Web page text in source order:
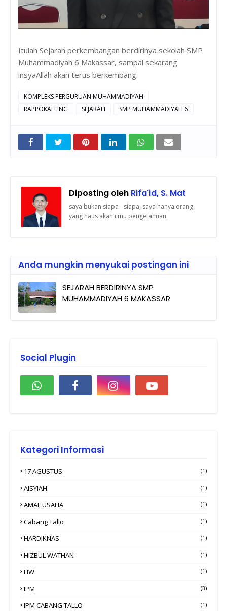
Itulah Sejarah perkembangan berdirinya sekolah SMP
Muhammadiyah 6 Makassar, sampai sekarang
insyaAllah akan terus berkembang.
KOMPLEKS PERGURUAN MUHAMMADIYAH
RAPPOKALLING
SEJARAH SMP MUHAMMADIYAH 6
Diposting oleh Rifa'id, S. Mat
saya bukan siapa - siapa, saya hanya orang
yang haus akan ilmu pengetahuan.
Anda mungkin menyukai postingan ini
SEJARAH BERDIRINYA SMP
MUHAMMADIYAH 6 MAKASSAR
Social Plugin
Kategori Informasi
17 AGUSTUS (1)
AISYIAH (1)
AMAL USAHA (1)
Cabang Tallo (1)
HARDIKNAS (1)
HIZBUL WATHAN (1)
HW (1)
IPM (3)
IPM CABANG TALLO (1)